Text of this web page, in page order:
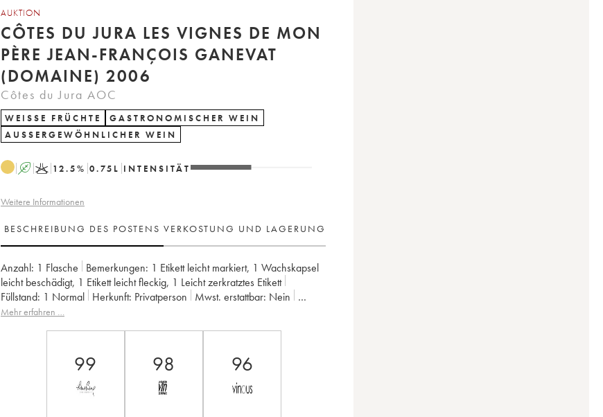
AUKTION
CÔTES DU JURA LES VIGNES DE MON
PÈRE JEAN-FRANÇOIS GANEVAT
(DOMAINE) 2006
Côtes du Jura AOC
WEISSE FRÜCHTE
GASTRONOMISCHER WEIN
AUSSERGEWÖHNLICHER WEIN
A K 12.5% 0.75 L INTENSITÄT
Weitere Informationen
BESCHREIBUNG DES POSTENS VERKOSTUNG UND LAGERUNG
Anzahl: 1 Flasche Bemerkungen: 1 Etikett leicht markiert, 1 Wachskapsel
leicht beschädigt, 1 Etikett leicht fleckig, 1 Leicht zerkratztes Etikett
Füllstand: 1 Normal Herkunft: privatperson Mwst. erstattbar:
nein
Region: Jura
Mehr erfahren …
99 98 96